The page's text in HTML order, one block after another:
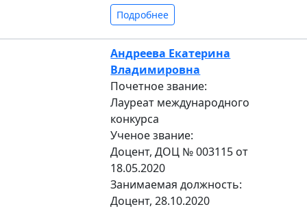
Подробнее
Андреева Екатерина
Владимировна
Почетное звание:
Лауреат международного
конкурса
Ученое звание:
Доцент, ДОЦ № 003115 от
18.05.2020
Занимаемая должность:
Доцент, 28.10.2020